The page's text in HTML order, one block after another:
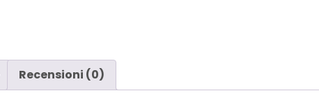
Recensioni (0)